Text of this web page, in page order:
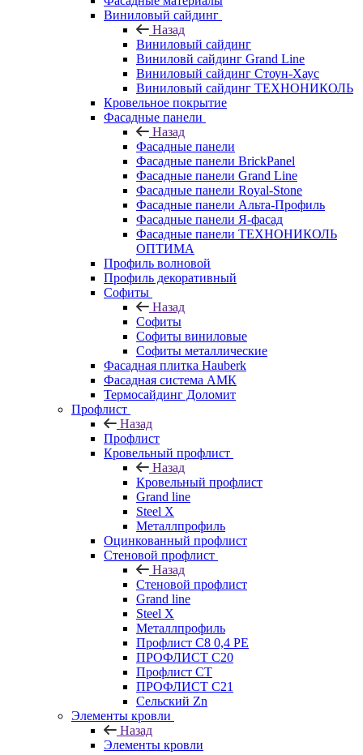
Виниловый сайдинг
Назад
Виниловый сайдинг
Виниловй сайдинг Grand Line
Виниловый сайдинг Стоун-Хаус
Виниловый сайдинг ТЕХНОНИКОЛЬ
Кровельное покрытие
Фасадные панели
Назад
Фасадные панели
Фасадные панели BrickPanel
Фасадные панели Grand Line
Фасадные панели Royal-Stone
Фасадные панели Альта-Профиль
Фасадные панели Я-фасад
Фасадные панели ТЕХНОНИКОЛЬ
ОПТИМА
Профиль волновой
Профиль декоративный
Софиты
Назад
Софиты
Софиты виниловые
Софиты металлические
Фасадная плитка Hauberk
Фасадная система АМК
Термосайдинг Доломит
Профлист
Назад
Профлист
Кровельный профлист
Назад
Кровельный профлист
Grand line
Steel X
Металлпрофиль
Оцинкованный профлист
Стеновой профлист
Назад
Стеновой профлист
Grand line
Steel X
Металлпрофиль
Профлист С8 0,4 РЕ
ПРОФЛИСТ С20
Профлист СТ
ПРОФЛИСТ С21
Сельский Zn
Элементы кровли
Назад
Элементы кровли